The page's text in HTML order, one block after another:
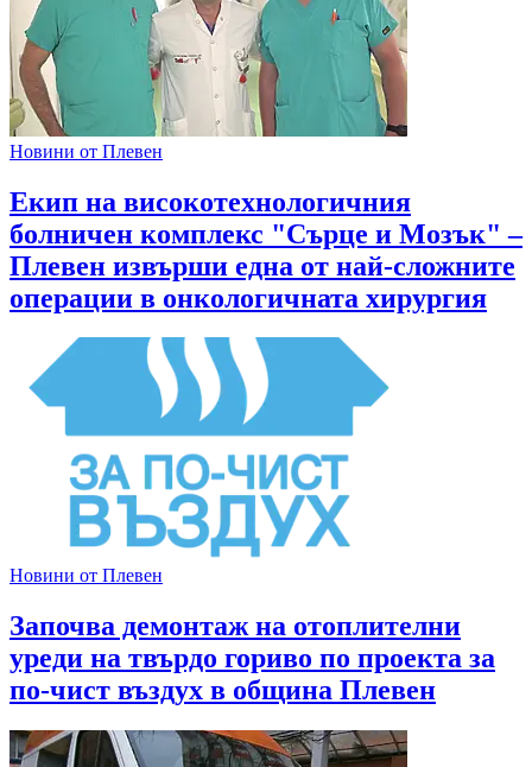
Новини от Плевен
Екип на високотехнологичния
болничен комплекс "Сърце и Мозък" –
Плевен извърши една от най-сложните
операции в онкологичната хирургия
Новини от Плевен
Започва демонтаж на отоплителни
уреди на твърдо гориво по проекта за
по-чист въздух в община Плевен